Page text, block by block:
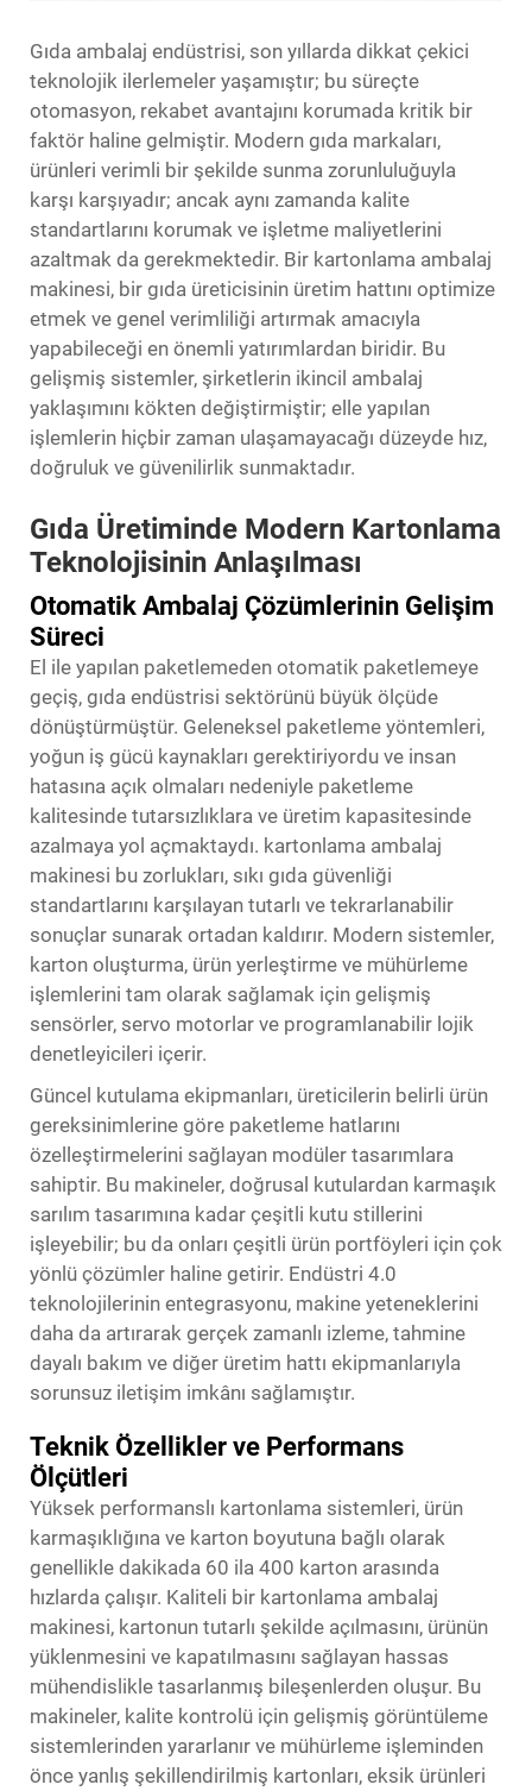
Gıda ambalaj endüstrisi, son yıllarda dikkat çekici
teknolojik ilerlemeler yaşamıştır; bu süreçte
otomasyon, rekabet avantajını korumada kritik bir
faktör haline gelmiştir. Modern gıda markaları,
ürünleri verimli bir şekilde sunma zorunluluğuyla
karşı karşıyadır; ancak aynı zamanda kalite
standartlarını korumak ve işletme maliyetlerini
azaltmak da gerekmektedir. Bir kartonlama ambalaj
makinesi, bir gıda üreticisinin üretim hattını optimize
etmek ve genel verimliliği artırmak amacıyla
yapabileceği en önemli yatırımlardan biridir. Bu
gelişmiş sistemler, şirketlerin ikincil ambalaj
yaklaşımını kökten değiştirmiştir; elle yapılan
işlemlerin hiçbir zaman ulaşamayacağı düzeyde hız,
doğruluk ve güvenilirlik sunmaktadır.
Gıda Üretiminde Modern Kartonlama
Teknolojisinin Anlaşılması
Otomatik Ambalaj Çözümlerinin Gelişim
Süreci
El ile yapılan paketlemeden otomatik paketlemeye
geçiş, gıda endüstrisi sektörünü büyük ölçüde
dönüştürmüştür. Geleneksel paketleme yöntemleri,
yoğun iş gücü kaynakları gerektiriyordu ve insan
hatasına açık olmaları nedeniyle paketleme
kalitesinde tutarsızlıklara ve üretim kapasitesinde
azalmaya yol açmaktaydı. kartonlama ambalaj
makinesi bu zorlukları, sıkı gıda güvenliği
standartlarını karşılayan tutarlı ve tekrarlanabilir
sonuçlar sunarak ortadan kaldırır. Modern sistemler,
karton oluşturma, ürün yerleştirme ve mühürleme
işlemlerini tam olarak sağlamak için gelişmiş
sensörler, servo motorlar ve programlanabilir lojik
denetleyicileri içerir.
Güncel kutulama ekipmanları, üreticilerin belirli ürün
gereksinimlerine göre paketleme hatlarını
özelleştirmelerini sağlayan modüler tasarımlara
sahiptir. Bu makineler, doğrusal kutulardan karmaşık
sarılım tasarımına kadar çeşitli kutu stillerini
işleyebilir; bu da onları çeşitli ürün portföyleri için çok
yönlü çözümler haline getirir. Endüstri 4.0
teknolojilerinin entegrasyonu, makine yeteneklerini
daha da artırarak gerçek zamanlı izleme, tahmine
dayalı bakım ve diğer üretim hattı ekipmanlarıyla
sorunsuz iletişim imkânı sağlamıştır.
Teknik Özellikler ve Performans
Ölçütleri
Yüksek performanslı kartonlama sistemleri, ürün
karmaşıklığına ve karton boyutuna bağlı olarak
genellikle dakikada 60 ila 400 karton arasında
hızlarda çalışır. Kaliteli bir kartonlama ambalaj
makinesi, kartonun tutarlı şekilde açılmasını, ürünün
yüklenmesini ve kapatılmasını sağlayan hassas
mühendislikle tasarlanmış bileşenlerden oluşur. Bu
makineler, kalite kontrolü için gelişmiş görüntüleme
sistemlerinden yararlanır ve mühürleme işleminden
önce yanlış şekillendirilmiş kartonları, eksik ürünleri